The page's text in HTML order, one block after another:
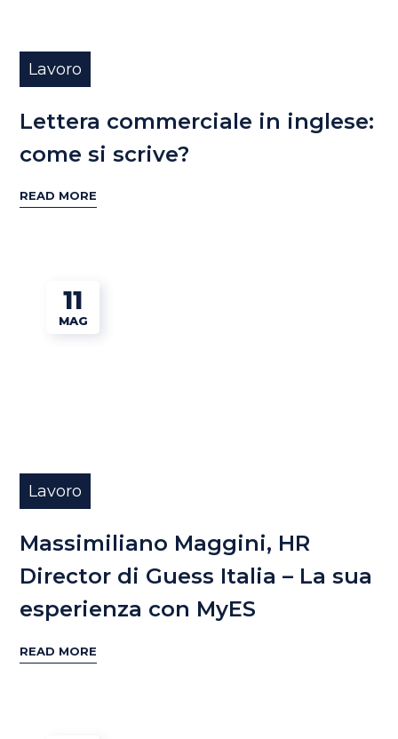
Lavoro
Lettera commerciale in inglese:
come si scrive?
READ MORE
11
MAG
Lavoro
Massimiliano Maggini, HR
Director di Guess Italia – La sua
esperienza con MyES
READ MORE